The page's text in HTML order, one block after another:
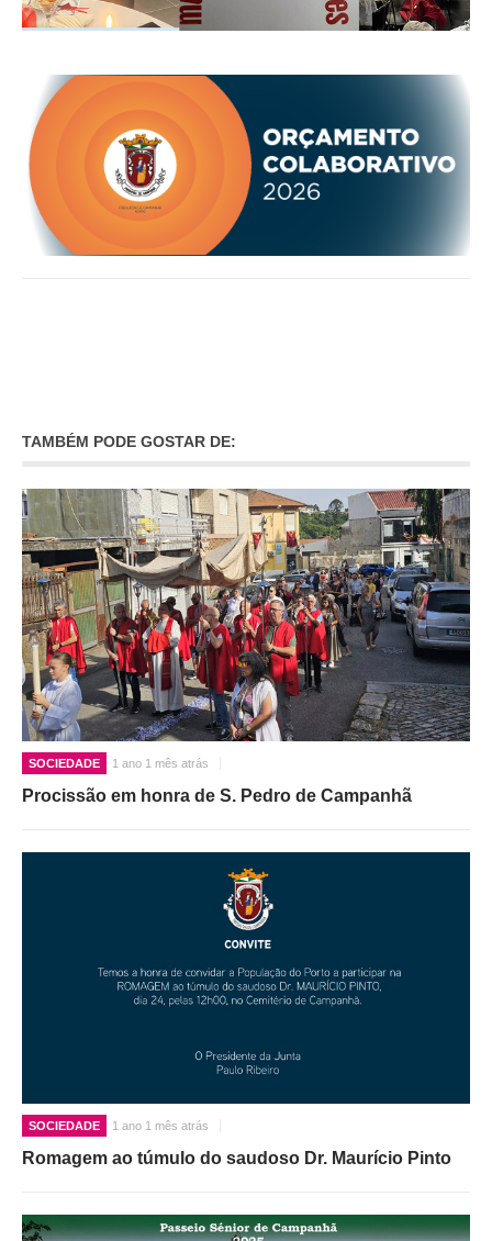
TAMBÉM PODE GOSTAR DE:
SOCIEDADE 1 ano 1 mês atrás
Procissão em honra de S. Pedro de Campanhã
SOCIEDADE 1 ano 1 mês atrás
Romagem ao túmulo do saudoso Dr. Maurício Pinto